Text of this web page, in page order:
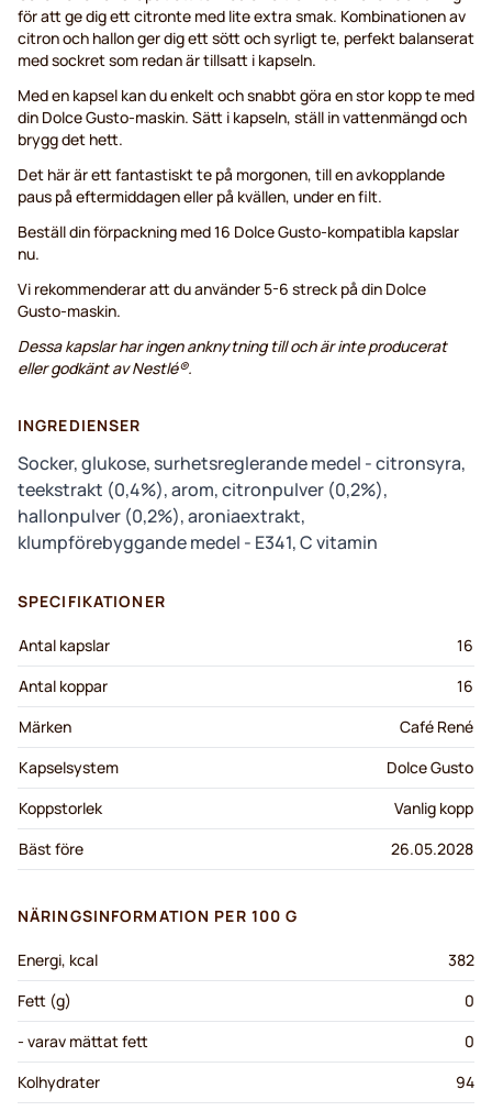
för att ge dig ett citronte med lite extra smak. Kombinationen av
citron och hallon ger dig ett sött och syrligt te, perfekt balanserat
med sockret som redan är tillsatt i kapseln.
Med en kapsel kan du enkelt och snabbt göra en stor kopp te med
din Dolce Gusto-maskin. Sätt i kapseln, ställ in vattenmängd och
brygg det hett.
Det här är ett fantastiskt te på morgonen, till en avkopplande
paus på eftermiddagen eller på kvällen, under en filt.
Beställ din förpackning med 16 Dolce Gusto-kompatibla kapslar
nu.
Vi rekommenderar att du använder 5-6 streck på din Dolce
Gusto-maskin.
Dessa kapslar har ingen anknytning till och är inte producerat
eller godkänt av Nestlé®.
INGREDIENSER
Socker, glukose, surhetsreglerande medel - citronsyra,
teekstrakt (0,4%), arom, citronpulver (0,2%),
hallonpulver (0,2%), aroniaextrakt,
klumpförebyggande medel - E341, C vitamin
SPECIFIKATIONER
Antal kapslar
16
Antal koppar
16
Märken
Café René
Kapselsystem
Dolce Gusto
Koppstorlek
Vanlig kopp
Bäst före
26.05.2028
NÄRINGSINFORMATION PER 100 G
Energi, kcal
382
Fett (g)
0
- varav mättat fett
0
Kolhydrater
94